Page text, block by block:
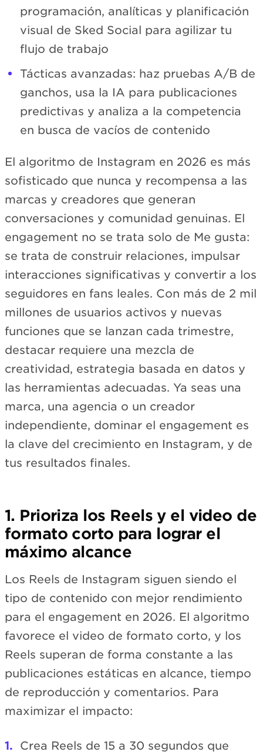
programación, analíticas y planificación
visual de Sked Social para agilizar tu
flujo de trabajo
Tácticas avanzadas: haz pruebas A/B de
ganchos, usa la IA para publicaciones
predictivas y analiza a la competencia
en busca de vacíos de contenido
El algoritmo de Instagram en 2026 es más
sofisticado que nunca y recompensa a las
marcas y creadores que generan
conversaciones y comunidad genuinas. El
engagement no se trata solo de Me gusta:
se trata de construir relaciones, impulsar
interacciones significativas y convertir a los
seguidores en fans leales. Con más de 2 mil
millones de usuarios activos y nuevas
funciones que se lanzan cada trimestre,
destacar requiere una mezcla de
creatividad, estrategia basada en datos y
las herramientas adecuadas. Ya seas una
marca, una agencia o un creador
independiente, dominar el engagement es
la clave del crecimiento en Instagram, y de
tus resultados finales.
1. Prioriza los Reels y el video de
formato corto para lograr el
máximo alcance
Los Reels de Instagram siguen siendo el
tipo de contenido con mejor rendimiento
para el engagement en 2026. El algoritmo
favorece el video de formato corto, y los
Reels superan de forma constante a las
publicaciones estáticas en alcance, tiempo
de reproducción y comentarios. Para
maximizar el impacto:
Crea Reels de 15 a 30 segundos que